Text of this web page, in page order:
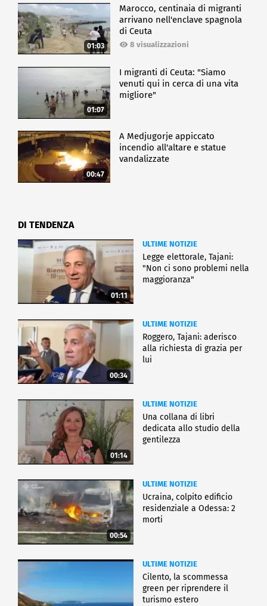
01:03
Marocco, centinaia di migranti
arrivano nell'enclave spagnola
di Ceuta
8 visualizzazioni
01:07
I migranti di Ceuta: "Siamo
venuti qui in cerca di una vita
migliore"
00:47
A Medjugorje appiccato
incendio all'altare e statue
vandalizzate
DI TENDENZA
01:11
ULTIME NOTIZIE
Legge elettorale, Tajani:
"Non ci sono problemi nella
maggioranza"
00:34
ULTIME NOTIZIE
Roggero, Tajani: aderisco
alla richiesta di grazia per
lui
01:14
ULTIME NOTIZIE
Una collana di libri
dedicata allo studio della
gentilezza
00:54
ULTIME NOTIZIE
Ucraina, colpito edificio
residenziale a Odessa: 2
morti
ULTIME NOTIZIE
Cilento, la scommessa
green per riprendere il
turismo estero